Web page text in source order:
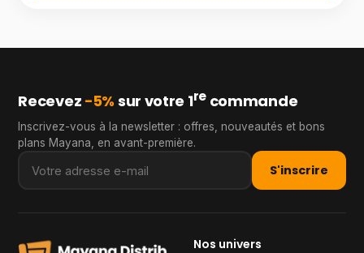
Recevez −5% sur votre 1recommande
Inscrivez-vous à la newsletter : offres, nouveautés et bons
plans Mayana, en avant-première.
S'inscrire
Nos univers